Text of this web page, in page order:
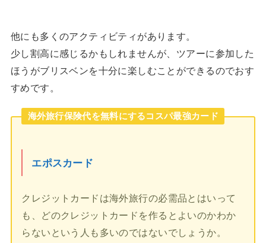
他にも多くのアクティビティがあります。
少し割高に感じるかもしれませんが、ツアーに参加した
ほうがブリスベンを十分に楽しむことができるのでおす
すめです。
海外旅行保険代を無料にするコスパ最強カード
エポスカード
クレジットカードは海外旅行の必需品とはいって
も、どのクレジットカードを作るとよいのかわか
らないという人も多いのではないでしょうか。